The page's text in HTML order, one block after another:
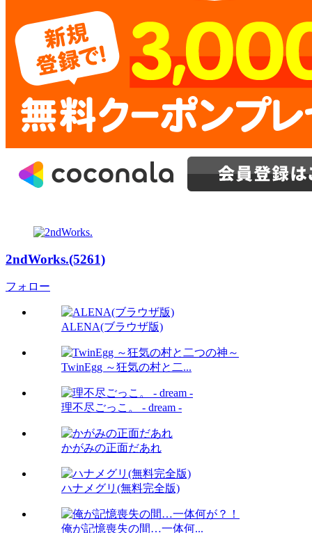
2ndWorks.(5261)
フォロー
ALENA(ブラウザ版)
TwinEgg ～狂気の村と二...
理不尽ごっこ。 - dream -
かがみの正面だあれ
ハナメグリ(無料完全版)
俺が記憶喪失の間…一体何...